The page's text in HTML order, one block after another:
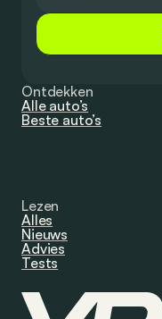
Ontdekken
Alle auto’s
Beste auto’s
Lezen
Alles
Nieuws
Advies
Tests